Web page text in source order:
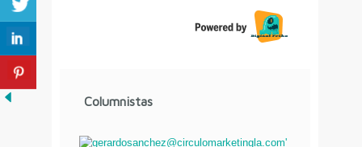
Columnistas